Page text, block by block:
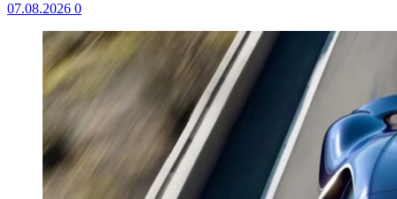
07.08.2026 0